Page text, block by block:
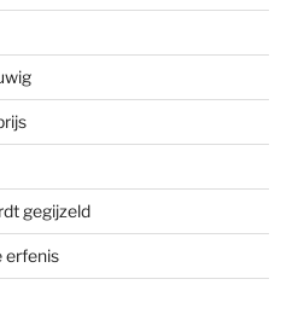
gegijzeld
erfenis